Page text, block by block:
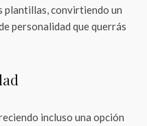
plantillas, convirtiendo un
personalidad que querrás
incluso una opción